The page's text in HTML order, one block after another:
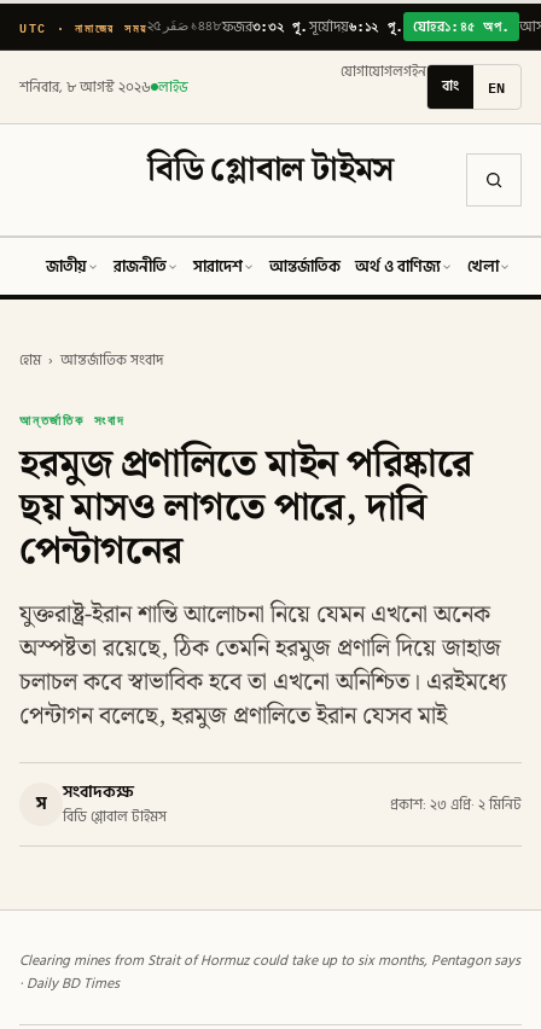
UTC · নামাজের সময় ২৫ صَفَر ১৪৪৮ফজর৩:৩২ পূ.সূর্যোদয়৬:১২ পূ. যোহর১:৪৫ অপ.
শনিবার, ৮ আগস্ট ২০২৬ লাইভ
যোগাযোগলগইন
বাং EN
বিডি গ্লোবাল টাইমস
জাতীয় রাজনীতি সারাদেশ আন্তর্জাতিক অর্থ ও বাণিজ্য খেলা
হোম › আন্তর্জাতিক সংবাদ
আন্তর্জাতিক সংবাদ
হরমুজ প্রণালিতে মাইন পরিষ্কারে
ছয় মাসও লাগতে পারে, দাবি
পেন্টাগনের
যুক্তরাষ্ট্র-ইরান শান্তি আলোচনা নিয়ে যেমন এখনো অনেক
অস্পষ্টতা রয়েছে, ঠিক তেমনি হরমুজ প্রণালি দিয়ে জাহাজ
চলাচল কবে স্বাভাবিক হবে তা এখনো অনিশ্চিত। এরইমধ্যে
পেন্টাগন বলেছে, হরমুজ প্রণালিতে ইরান যেসব মাই
স সংবাদকক্ষ
বিডি গ্লোবাল টাইমস
প্রকাশ: ২৩ এপ্রি· ২ মিনিট
Clearing mines from Strait of Hormuz could take up to six months, Pentagon says
· Daily BD Times